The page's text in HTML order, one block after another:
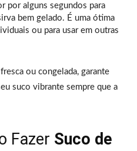
por alguns segundos para
bem gelado. É uma ótima
ou para usar em outras
ou congelada, garante
suco vibrante sempre que a
Fazer Suco de